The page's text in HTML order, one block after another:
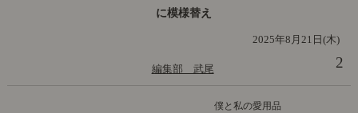
に模様替え
2025年8月21日(木)
編集部 武尾 2
僕と私の愛用品